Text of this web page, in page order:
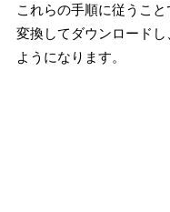
これらの手順に従うこ
変換してダウンロード
ようになります。